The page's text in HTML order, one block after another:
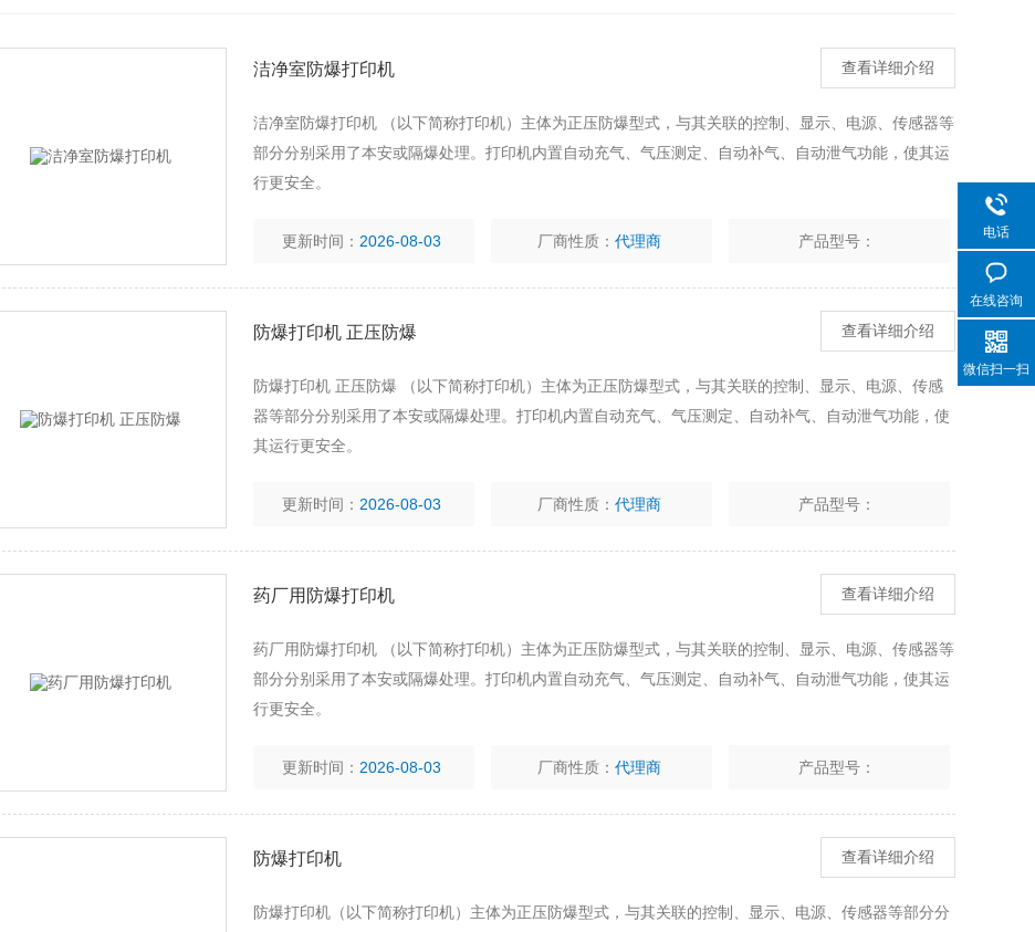
洁净室防爆打印机 查看详细介绍
洁净室防爆打印机 （以下简称打印机）主体为正压防爆型式，与其关联的控制、显示、电源、传感器等
部分分别采用了本安或隔爆处理。打印机内置自动充气、气压测定、自动补气、自动泄气功能，使其运
行更安全。
更新时间： 2026-08-03 厂商性质：代理商 产品型号：
防爆打印机 正压防爆 查看详细介绍
防爆打印机 正压防爆 （以下简称打印机）主体为正压防爆型式，与其关联的控制、显示、电源、传感
器等部分分别采用了本安或隔爆处理。打印机内置自动充气、气压测定、自动补气、自动泄气功能，使
其运行更安全。
更新时间： 2026-08-03 厂商性质：代理商 产品型号：
药厂用防爆打印机 查看详细介绍
药厂用防爆打印机 （以下简称打印机）主体为正压防爆型式，与其关联的控制、显示、电源、传感器等
部分分别采用了本安或隔爆处理。打印机内置自动充气、气压测定、自动补气、自动泄气功能，使其运
行更安全。
更新时间： 2026-08-03 厂商性质：代理商 产品型号：
防爆打印机 查看详细介绍
防爆打印机（以下简称打印机）主体为正压防爆型式，与其关联的控制、显示、电源、传感器等部分分
电话
在线咨询
微信扫一扫